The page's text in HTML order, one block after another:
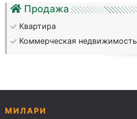
Продажа
Квартира
Коммерческая недвижимость
МИЛАРИ